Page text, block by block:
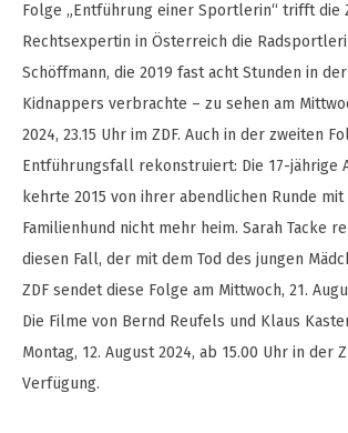
Folge „Entführung einer Sportlerin“ trifft die
Rechtsexpertin in Österreich die
Schöffmann, die 2019 fast acht Stunden in
Kidnappers verbrachte – zu sehen am
2024, 23.15 Uhr im ZDF. Auch in der zweiten
Entführungsfall rekonstruiert: Die 17-jährige
kehrte 2015 von ihrer abendlichen Runde mit
Familienhund nicht mehr heim. Sarah Tacke
diesen Fall, der mit dem Tod des jungen
ZDF sendet diese Folge am Mittwoch, 21.
Die Filme von Bernd Reufels und Klaus
Montag, 12. August 2024, ab 15.00 Uhr in der
Verfügung.